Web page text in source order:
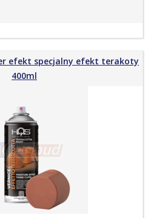
efekt specjalny efekt terakoty
400ml